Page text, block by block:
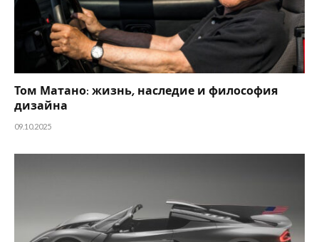
Том Матано: жизнь, наследие и философия
дизайна
09.10.2025